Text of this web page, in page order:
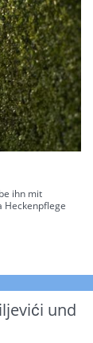
ihn mit
Heckenpflege
und